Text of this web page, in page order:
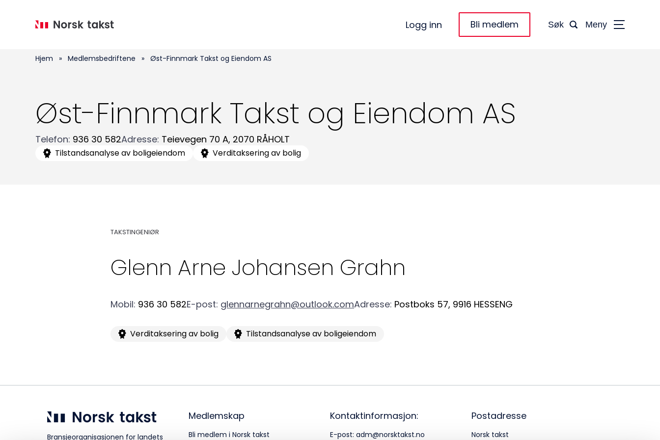
Logg inn Bli medlem Søk Meny
Kurs og konferanser
Kompetanse
Aktuelt
Om Norsk takst
Kontakt oss
956 955 211
Hjem » Medlemsbedriftene » Øst-Finnmark Takst og Eiendom AS
Øst-Finnmark Takst og Eiendom AS
Telefon: 936 30 582Adresse: Teievegen 70 A, 2070 RÅHOLT
Tilstandsanalyse av boligeiendom Verditaksering av bolig
TAKSTINGENIØR
Glenn Arne Johansen Grahn
Mobil: 936 30 582E-post: glennarnegrahn@outlook.comAdresse: Postboks 57, 9916 HESSENG
Verditaksering av bolig Tilstandsanalyse av boligeiendom
Bransjeorganisasjonen for landets
Medlemskap
Bli medlem i Norsk takst
Kontaktinformasjon:
E-post: adm@norsktakst.no
Postadresse
Norsk takst